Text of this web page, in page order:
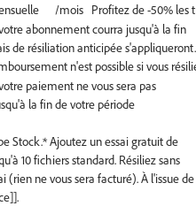
abonnement courra jusqu'à la fin
de résiliation anticipée s'appliqueront.
paiement ne vous sera pas
la fin de votre période
Stock.*Ajoutez un essai gratuit de
10 fichiers standard. Résiliez sans
ne vous sera facturé). À l'issue de